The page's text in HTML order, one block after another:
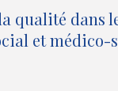
n
o
o
u
qualité dans
et médico-